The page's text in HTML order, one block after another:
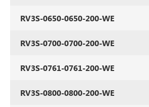
RV3S-0650-0650-200-WE
RV3S-0700-0700-200-WE
RV3S-0761-0761-200-WE
RV3S-0800-0800-200-WE